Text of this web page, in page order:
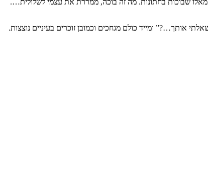
שבוכות בחתונות. מה זה בוכה, ממררת את עצמי לשלולית….
אותך…?” ומייד כולם מגחכים וכמובן זוכרים בעיניים נוצצות.